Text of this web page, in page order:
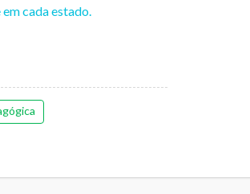
cada estado.